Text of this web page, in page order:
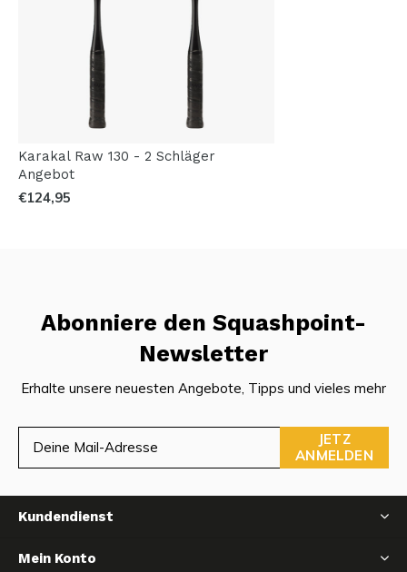
Karakal Raw 130 - 2 Schläger
Angebot
€124,95
Abonniere den Squashpoint-
Newsletter
Erhalte unsere neuesten Angebote, Tipps und vieles mehr
JETZ
ANMELDEN
Kundendienst
Mein Konto